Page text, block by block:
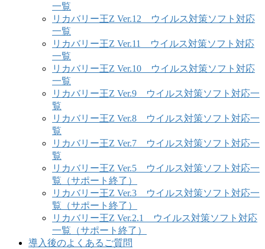
一覧
リカバリー王Z Ver.12 ウイルス対策ソフト対応
一覧
リカバリー王Z Ver.11 ウイルス対策ソフト対応
一覧
リカバリー王Z Ver.10 ウイルス対策ソフト対応
一覧
リカバリー王Z Ver.9 ウイルス対策ソフト対応一
覧
リカバリー王Z Ver.8 ウイルス対策ソフト対応一
覧
リカバリー王Z Ver.7 ウイルス対策ソフト対応一
覧
リカバリー王Z Ver.5 ウイルス対策ソフト対応一
覧（サポート終了）
リカバリー王Z Ver.3 ウイルス対策ソフト対応一
覧（サポート終了）
リカバリー王Z Ver.2.1 ウイルス対策ソフト対応
一覧（サポート終了）
導入後のよくあるご質問